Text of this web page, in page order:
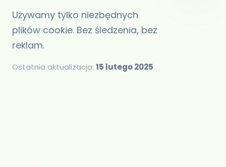
Używamy tylko niezbędnych
plików cookie. Bez śledzenia, bez
reklam.
Ostatnia aktualizacja: 15 lutego 2025